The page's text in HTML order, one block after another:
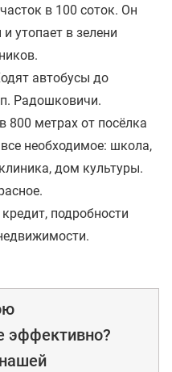
в 100 соток. Он
утопает в зелени
автобусы до
Радошковичи.
800 метрах от посёлка
необходимое: школа,
дом культуры.
подробности
эффективно?